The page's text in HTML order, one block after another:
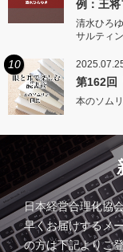
例：王
清水ひろ
サルティ
10
第162回
本のソム
日本経営合理化協
早くお届けするメ
の方は下記よりご